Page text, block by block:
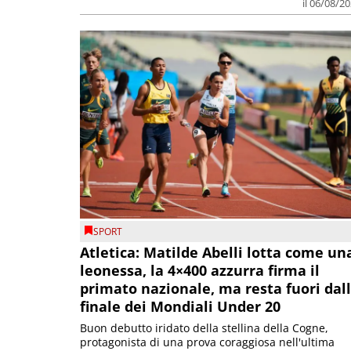
il 06/08/
SPORT
Atletica: Matilde Abelli lotta come
leonessa, la 4×400 azzurra firma il
primato nazionale, ma resta fuori
finale dei Mondiali Under 20
Buon debutto iridato della stellina della Cogne,
protagonista di una prova coraggiosa nell'ultima